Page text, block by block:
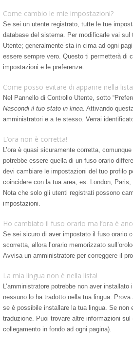
Come cambio le mie impostazioni?
Se sei un utente registrato, tutte le tue
database del sistema. Per modificarle vai sul
Utente; generalmente sta in cima ad ogni
essere sempre vero. Questo ti permetterà di
impostazioni e le preferenze.
Come posso evitare di apparire nella
Nel Pannello di Controllo Utente, sotto
Nascondi il tuo stato in linea. Attivando
amministratori e a te stesso. Verrai
L’ora non è corretta!
L’ora è quasi sicuramente corretta,
potrebbe essere quella di un fuso orario
devi cambiare le impostazioni del tuo profilo
coincidere con la tua area, es. London,
Nota che solo gli utenti registrati possono
impostazioni.
Ho cambiato il fuso orario ma l’ora è
Se sei sicuro di aver impostato il fuso orario
scorretta, allora l’orario memorizzato
Avvisa un amministratore per correggere il
La mia lingua non è nella lista!
L’amministratore potrebbe non aver
nessuno lo ha tradotto nella tua lingua.
se è possibile installare la tua lingua. Se non
traduzione. Puoi trovare altre informazioni
collegamento in fondo ad ogni pagina).